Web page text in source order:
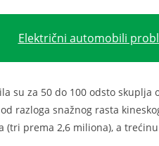
Električni automobili
su za 50 do 100 odsto
razloga snažnog rasta
(tri prema 2,6 miliona), a